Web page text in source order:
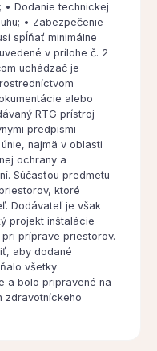
• Dodanie technickej
• Zabezpečenie
spĺňať minimálne
v prílohe č. 2
uchádzač je
alebo
RTG prístroj
predpismi
najmä v oblasti
ochrany a
Súčasťou predmetu
ktoré
Dodávateľ je však
projekt inštalácie
príprave priestorov.
aby dodané
všetky
a bolo pripravené na
zdravotníckeho